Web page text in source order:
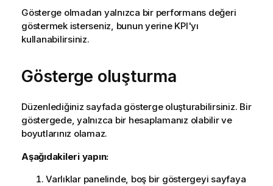
Gösterge olmadan yalnızca bir performans değeri
göstermek isterseniz, bunun yerine KPI'yı
kullanabilirsiniz.
Gösterge oluşturma
Düzenlediğiniz sayfada gösterge oluşturabilirsiniz. Bir
göstergede, yalnızca bir hesaplamanız olabilir ve
boyutlarınız olamaz.
Aşağıdakileri yapın:
Varlıklar panelinde, boş bir göstergeyi sayfaya